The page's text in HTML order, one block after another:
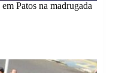
Patos na madrugada